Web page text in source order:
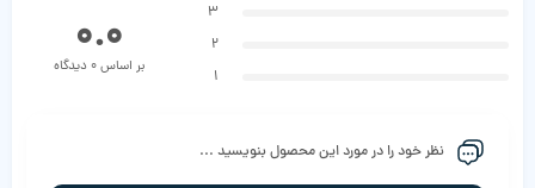
3
2
1
0.0
بر اساس 0 دیدگاه
نظر خود را در مورد این محصول بنویسید ...